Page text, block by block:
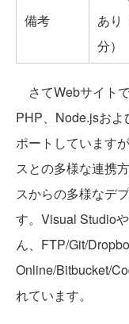
備考
あり
分）
さてWebサイト
PHP、Node.jsお
ポートしています
スとの多様な連携
スからの多様なデ
す。Visual Studio
ん、FTP/Git/
Online/Bitbucket/
れています。